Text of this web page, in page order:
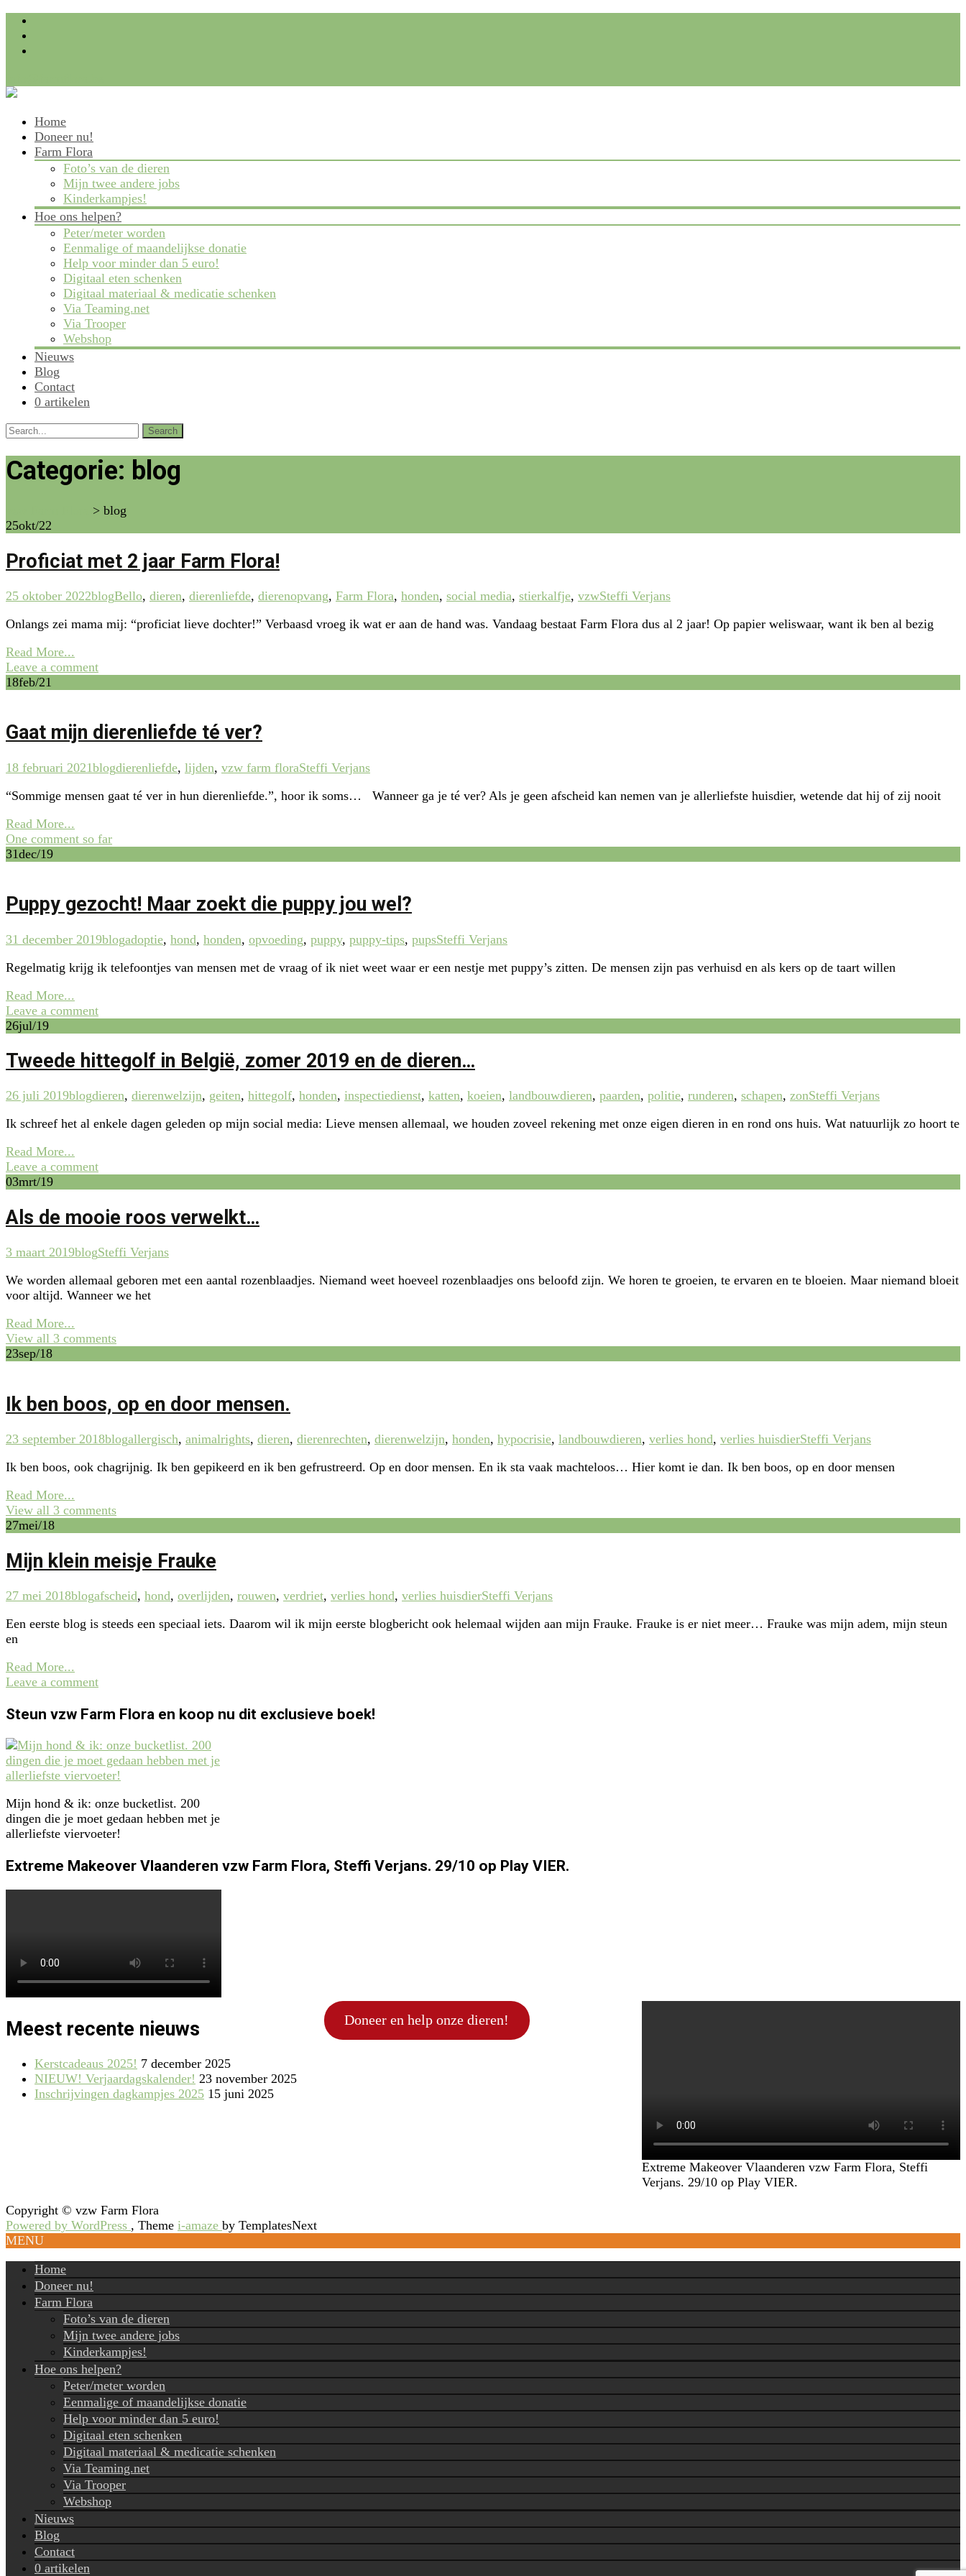
Skip
content
Home
Doneer nu!
Farm Flora
Foto’s van de dieren
Mijn twee andere jobs
Kinderkampjes!
Hoe ons helpen?
Peter/meter worden
Eenmalige of maandelijkse donatie
Help voor minder dan 5 euro!
Digitaal eten schenken
Digitaal materiaal & medicatie schenken
Via Teaming.net
Via Trooper
Webshop
Nieuws
Blog
Contact
0 artikelen
Search
Categorie: blog
> blog
25okt/22
Proficiat met 2 jaar Farm Flora!
25 oktober 2022blogBello, dieren, dierenliefde, dierenopvang, Farm Flora, honden, social media, stierkalfje, vzwSteffi Verjans
Onlangs zei mama mij: “proficiat lieve dochter!” Verbaasd vroeg ik wat er aan de hand was. Vandaag bestaat Farm Flora dus al 2 jaar! Op papier weliswaar, want ik ben al bezig
Read More...
Leave a comment
18feb/21
Gaat mijn dierenliefde té ver?
18 februari 2021blogdierenliefde, lijden, vzw farm floraSteffi Verjans
“Sommige mensen gaat té ver in hun dierenliefde.”, hoor ik soms… Wanneer ga je té ver? Als je geen afscheid kan nemen van je allerliefste huisdier, wetende dat hij of zij nooit
Read More...
One comment so far
31dec/19
Puppy gezocht! Maar zoekt die puppy jou wel?
31 december 2019blogadoptie, hond, honden, opvoeding, puppy, puppy-tips, pupsSteffi Verjans
Regelmatig krijg ik telefoontjes van mensen met de vraag of ik niet weet waar er een nestje met puppy’s zitten. De mensen zijn pas verhuisd en als kers op de taart willen
Read More...
Leave a comment
26jul/19
Tweede hittegolf in België, zomer 2019 en de dieren…
26 juli 2019blogdieren, dierenwelzijn, geiten, hittegolf, honden, inspectiedienst, katten, koeien, landbouwdieren, paarden, politie, runderen, schapen, zonSteffi Verjans
Ik schreef het al enkele dagen geleden op mijn social media: Lieve mensen allemaal, we houden zoveel rekening met onze eigen dieren in en rond ons huis. Wat natuurlijk zo hoort te
Read More...
Leave a comment
03mrt/19
Als de mooie roos verwelkt…
3 maart 2019blogSteffi Verjans
We worden allemaal geboren met een aantal rozenblaadjes. Niemand weet hoeveel rozenblaadjes ons beloofd zijn. We horen te groeien, te ervaren en te bloeien. Maar niemand bloeit
voor altijd. Wanneer we het
Read More...
View all 3 comments
23sep/18
Ik ben boos, op en door mensen.
23 september 2018blogallergisch, animalrights, dieren, dierenrechten, dierenwelzijn, honden, hypocrisie, landbouwdieren, verlies hond, verlies huisdierSteffi Verjans
Ik ben boos, ook chagrijnig. Ik ben gepikeerd en ik ben gefrustreerd. Op en door mensen. En ik sta vaak machteloos… Hier komt ie dan. Ik ben boos, op en door mensen
Read More...
View all 3 comments
27mei/18
Mijn klein meisje Frauke
27 mei 2018blogafscheid, hond, overlijden, rouwen, verdriet, verlies hond, verlies huisdierSteffi Verjans
Een eerste blog is steeds een speciaal iets. Daarom wil ik mijn eerste blogbericht ook helemaal wijden aan mijn Frauke. Frauke is er niet meer… Frauke was mijn adem, mijn steun
en
Read More...
Leave a comment
Steun vzw Farm Flora en koop nu dit exclusieve boek!
Mijn hond & ik: onze bucketlist. 200
dingen die je moet gedaan hebben met je
allerliefste viervoeter!
Extreme Makeover Vlaanderen vzw Farm Flora, Steffi Verjans. 29/10 op Play VIER.
Meest recente nieuws
Kerstcadeaus 2025! 7 december 2025
NIEUW! Verjaardagskalender! 23 november 2025
Inschrijvingen dagkampjes 2025 15 juni 2025
Doneer en help onze dieren!
Extreme Makeover Vlaanderen vzw Farm Flora, Steffi
Verjans. 29/10 op Play VIER.
Copyright © vzw Farm Flora
Powered by WordPress , Theme i-amaze by TemplatesNext
MENU
Home
Doneer nu!
Farm Flora
Foto’s van de dieren
Mijn twee andere jobs
Kinderkampjes!
Hoe ons helpen?
Peter/meter worden
Eenmalige of maandelijkse donatie
Help voor minder dan 5 euro!
Digitaal eten schenken
Digitaal materiaal & medicatie schenken
Via Teaming.net
Via Trooper
Webshop
Nieuws
Blog
Contact
0 artikelen